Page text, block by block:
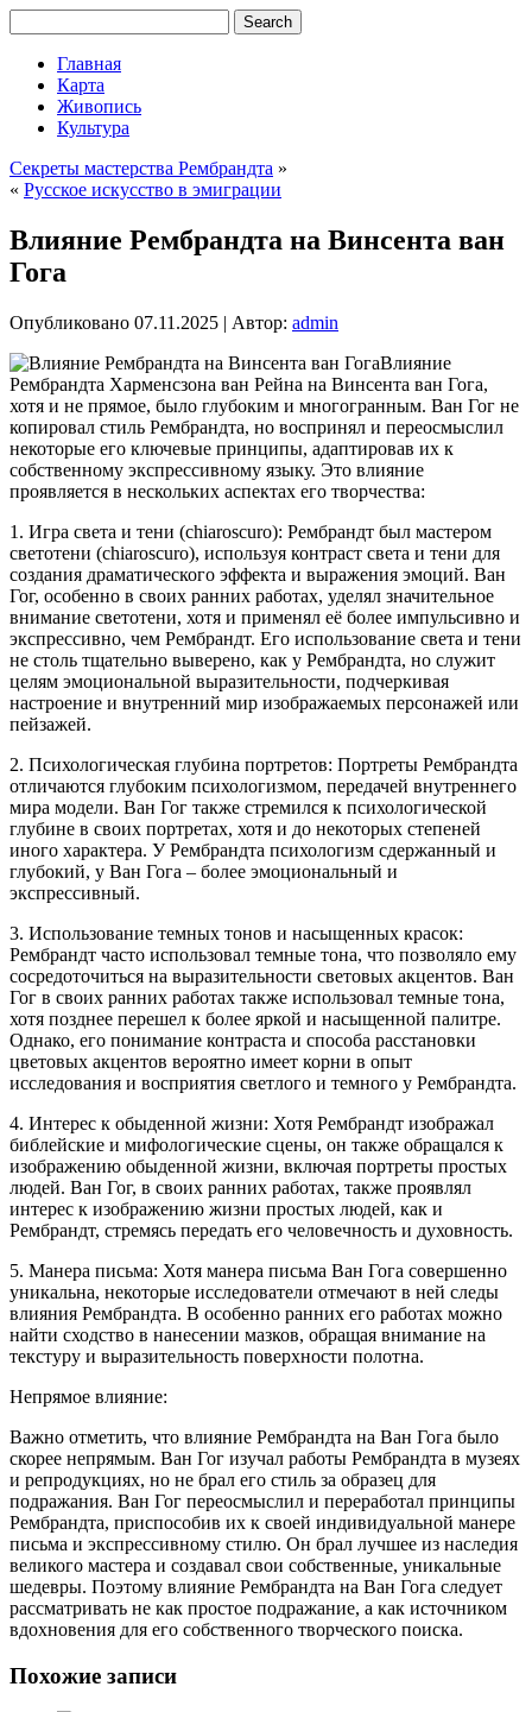
Главная
Карта
Живопись
Культура
Секреты мастерства Рембрандта »
« Русское искусство в эмиграции
Влияние Рембрандта на Винсента ван
Гога
Опубликовано 07.11.2025 | Автор: admin
Влияние
Рембрандта Харменсзона ван Рейна на Винсента ван Гога,
хотя и не прямое, было глубоким и многогранным. Ван Гог не
копировал стиль Рембрандта, но воспринял и переосмыслил
некоторые его ключевые принципы, адаптировав их к
собственному экспрессивному языку. Это влияние
проявляется в нескольких аспектах его творчества:
1. Игра света и тени (chiaroscuro): Рембрандт был мастером
светотени (chiaroscuro), используя контраст света и тени для
создания драматического эффекта и выражения эмоций. Ван
Гог, особенно в своих ранних работах, уделял значительное
внимание светотени, хотя и применял её более импульсивно и
экспрессивно, чем Рембрандт. Его использование света и тени
не столь тщательно выверено, как у Рембрандта, но служит
целям эмоциональной выразительности, подчеркивая
настроение и внутренний мир изображаемых персонажей или
пейзажей.
2. Психологическая глубина портретов: Портреты Рембрандта
отличаются глубоким психологизмом, передачей внутреннего
мира модели. Ван Гог также стремился к психологической
глубине в своих портретах, хотя и до некоторых степеней
иного характера. У Рембрандта психологизм сдержанный и
глубокий, у Ван Гога – более эмоциональный и
экспрессивный.
3. Использование темных тонов и насыщенных красок:
Рембрандт часто использовал темные тона, что позволяло ему
сосредоточиться на выразительности световых акцентов. Ван
Гог в своих ранних работах также использовал темные тона,
хотя позднее перешел к более яркой и насыщенной палитре.
Однако, его понимание контраста и способа расстановки
цветовых акцентов вероятно имеет корни в опыт
исследования и восприятия светлого и темного у Рембрандта.
4. Интерес к обыденной жизни: Хотя Рембрандт изображал
библейские и мифологические сцены, он также обращался к
изображению обыденной жизни, включая портреты простых
людей. Ван Гог, в своих ранних работах, также проявлял
интерес к изображению жизни простых людей, как и
Рембрандт, стремясь передать его человечность и духовность.
5. Манера письма: Хотя манера письма Ван Гога совершенно
уникальна, некоторые исследователи отмечают в ней следы
влияния Рембрандта. В особенно ранних его работах можно
найти сходство в нанесении мазков, обращая внимание на
текстуру и выразительность поверхности полотна.
Непрямое влияние:
Важно отметить, что влияние Рембрандта на Ван Гога было
скорее непрямым. Ван Гог изучал работы Рембрандта в музеях
и репродукциях, но не брал его стиль за образец для
подражания. Ван Гог переосмыслил и переработал принципы
Рембрандта, приспособив их к своей индивидуальной манере
письма и экспрессивному стилю. Он брал лучшее из наследия
великого мастера и создавал свои собственные, уникальные
шедевры. Поэтому влияние Рембрандта на Ван Гога следует
рассматривать не как простое подражание, а как источником
вдохновения для его собственного творческого поиска.
Похожие записи